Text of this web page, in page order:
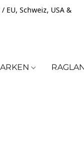
EU, Schweiz, USA &